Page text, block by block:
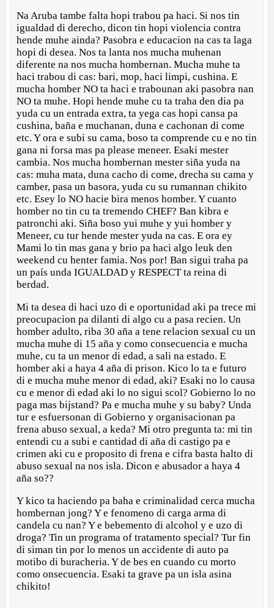
Na Aruba tambe falta hopi trabou pa haci. Si nos tin
igualdad di derecho, dicon tin hopi violencia contra
hende muhe ainda? Pasobra e educacion na cas ta laga
hopi di desea. Nos ta lanta nos mucha muhenan
diferente na nos mucha hombernan. Mucha muhe ta
haci trabou di cas: bari, mop, haci limpi, cushina. E
mucha homber NO ta haci e trabounan aki pasobra nan
NO ta muhe. Hopi hende muhe cu ta traha den dia pa
yuda cu un entrada extra, ta yega cas hopi cansa pa
cushina, baña e muchanan, duna e cachonan di come
etc. Y ora e subi su cama, boso ta comprende cu e no tin
gana ni forsa mas pa please meneer. Esaki mester
cambia. Nos mucha hombernan mester siña yuda na
cas: muha mata, duna cacho di come, drecha su cama y
camber, pasa un basora, yuda cu su rumannan chikito
etc. Esey lo NO hacie bira menos homber. Y cuanto
homber no tin cu ta tremendo CHEF? Ban kibra e
patronchi aki. Siña boso yui muhe y yui homber y
Meneer, cu tur hende mester yuda na cas. E ora ey
Mami lo tin mas gana y brio pa haci algo leuk den
weekend cu henter famia. Nos por! Ban sigui traha pa
un país unda IGUALDAD y RESPECT ta reina di
berdad.
Mi ta desea di haci uzo di e oportunidad aki pa trece mi
preocupacion pa dilanti di algo cu a pasa recien. Un
homber adulto, riba 30 aña a tene relacion sexual cu un
mucha muhe di 15 aña y como consecuencia e mucha
muhe, cu ta un menor di edad, a sali na estado. E
homber aki a haya 4 aña di prison. Kico lo ta e futuro
di e mucha muhe menor di edad, aki? Esaki no lo causa
cu e menor di edad aki lo no sigui scol? Gobierno lo no
paga mas bijstand? Pa e mucha muhe y su baby? Unda
tur e esfuersonan di Gobierno y organisacionan pa
frena abuso sexual, a keda? Mi otro pregunta ta: mi tin
entendi cu a subi e cantidad di aña di castigo pa e
crimen aki cu e proposito di frena e cifra basta halto di
abuso sexual na nos isla. Dicon e abusador a haya 4
aña so??
Y kico ta haciendo pa baha e criminalidad cerca mucha
hombernan jong? Y e fenomeno di carga arma di
candela cu nan? Y e bebemento di alcohol y e uzo di
droga? Tin un programa of tratamento special? Tur fin
di siman tin por lo menos un accidente di auto pa
motibo di buracheria. Y de bes en cuando cu morto
como onsecuencia. Esaki ta grave pa un isla asina
chikito!